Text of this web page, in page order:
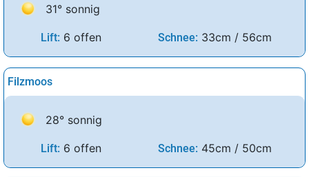
31° sonnig
Lift: 6 offen Schnee: 33cm / 56cm
Filzmoos
28° sonnig
Lift: 6 offen Schnee: 45cm / 50cm